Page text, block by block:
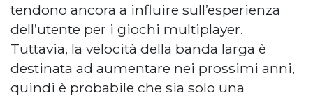
tendono ancora a influire sull’esperienza
dell’utente per i giochi multiplayer.
Tuttavia, la velocità della banda larga è
destinata ad aumentare nei prossimi anni,
quindi è probabile che sia solo una